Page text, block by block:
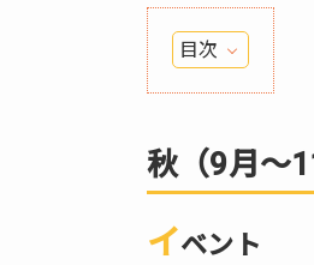
目次
1.
（9
月～
月）
秋（9月～
イベント